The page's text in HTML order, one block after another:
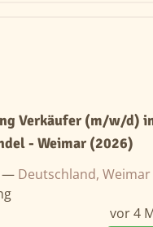
Verkäufer (m/w/d)
- Weimar (2026)
— Deutschland, Weimar
vor 4